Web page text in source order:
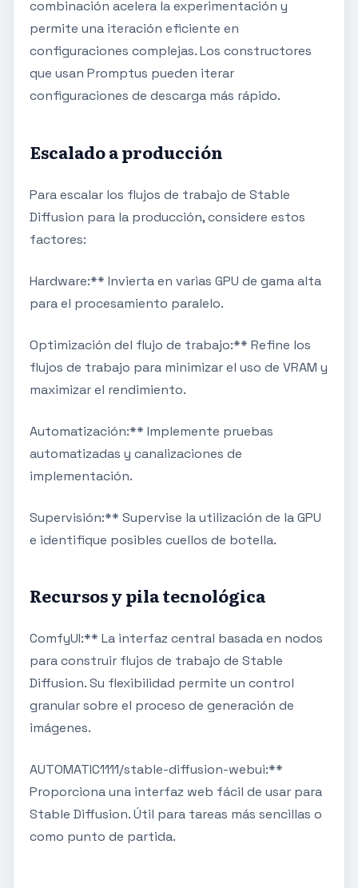
combinación acelera la experimentación y
permite una iteración eficiente en
configuraciones complejas. Los constructores
que usan Promptus pueden iterar
configuraciones de descarga más rápido.
Escalado a producción
Para escalar los flujos de trabajo de Stable
Diffusion para la producción, considere estos
factores:
Hardware:** Invierta en varias GPU de gama alta
para el procesamiento paralelo.
Optimización del flujo de trabajo:** Refine los
flujos de trabajo para minimizar el uso de VRAM y
maximizar el rendimiento.
Automatización:** Implemente pruebas
automatizadas y canalizaciones de
implementación.
Supervisión:** Supervise la utilización de la GPU
e identifique posibles cuellos de botella.
Recursos y pila tecnológica
ComfyUI:** La interfaz central basada en nodos
para construir flujos de trabajo de Stable
Diffusion. Su flexibilidad permite un control
granular sobre el proceso de generación de
imágenes.
AUTOMATIC1111/stable-diffusion-webui:**
Proporciona una interfaz web fácil de usar para
Stable Diffusion. Útil para tareas más sencillas o
como punto de partida.